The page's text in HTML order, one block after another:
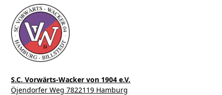
S.C. Vorwärts-Wacker von 1904 e.V.
Öjendorfer Weg 7822119 Hamburg